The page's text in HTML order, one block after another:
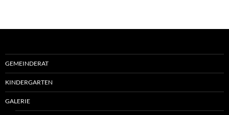
GEMEINDERAT
KINDERGARTEN
GALERIE